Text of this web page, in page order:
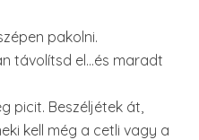
pakolni.
távolítsd el…és maradt
picit. Beszéljétek át,
kell még a cetli vagy a